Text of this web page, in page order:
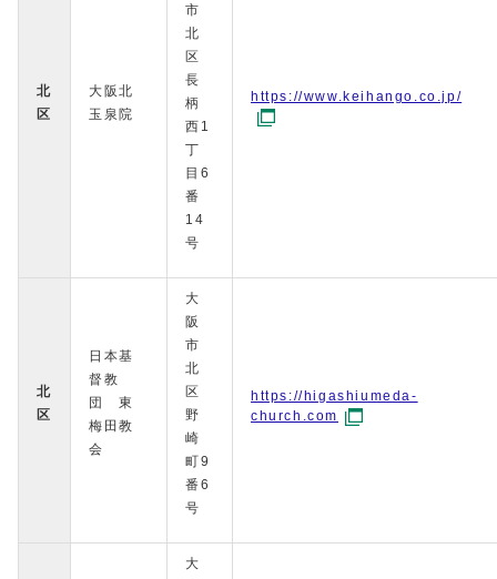
北
区
大阪北
玉泉院
市
北
区
長
柄
西1
丁
目6
番
14
号
https://www.keihango.co.jp/
北
区
日本基
督教
団 東
梅田教
会
大
阪
市
北
区
野
崎
町9
番6
号
https://higashiumeda-
church.com
大